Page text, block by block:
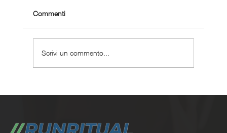
Commenti
Scrivi un commento...